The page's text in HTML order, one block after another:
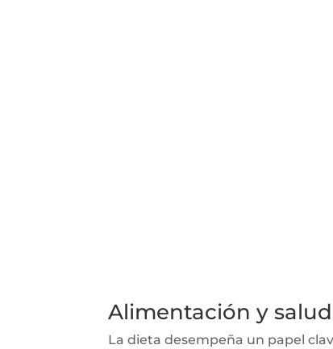
Alimentación y
La dieta desempeña un papel